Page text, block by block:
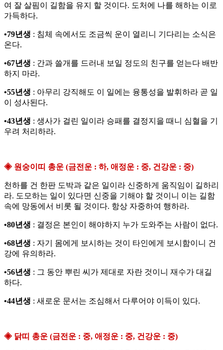
여 잘 살핌이 길함을 유지 할 것이다. 도처에 나를 해하는 이로
가득하다.
•79년생 : 침체 속에서도 조금씩 운이 열리니 기다리는 소식은
온다.
•67년생 : 간과 쓸개를 드러내 보일 정도의 친구를 얻는다 배반
하지 마라.
•55년생 : 아무리 강직해도 이 일에는 융통성을 발휘하라 곧 일
이 성사된다.
•43년생 : 생사가 걸린 일이라 승패를 결정지을 때니 심혈을 기
우려 처리하라.
◈ 원숭이띠 총운 (금전운 : 하, 애정운 : 중, 건강운 : 중)
천하를 건 한판 도박과 같은 일이라 신중하게 움직임이 길하리
라. 도모하는 일이 있다면 신중을 기해야 할 것이니 이는 길함
속에 망동에서 비롯 될 것이다. 항상 자중하여 행하라.
•80년생 : 결정은 본인이 해야하지 누가 도와주는 사람이 없다.
•68년생 : 자기 몸에게 보시하는 것이 타인에게 보시함이니 건
강에 유의하라.
•56년생 : 그 동안 뿌린 씨가 제대로 자란 것이니 재수가 대길
하다.
•44년생 : 새로운 문서는 조심해서 다루어야 이득이 있다.
◈ 닭띠 총운 (금전운 : 중, 애정운 : 중, 건강운 : 중)